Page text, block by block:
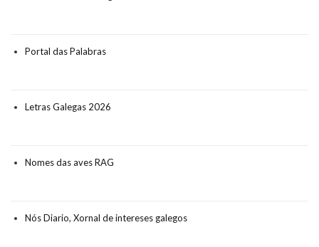
Portal das Palabras
Letras Galegas 2026
Nomes das aves RAG
Nós Diario, Xornal de intereses galegos